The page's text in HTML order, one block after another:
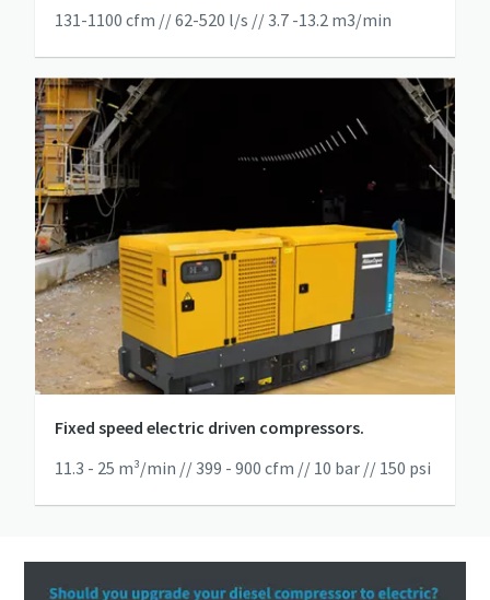
131-1100 cfm // 62-520 l/s // 3.7 -13.2 m3/min
Fixed speed electric driven compressors.
11.3 - 25 m³/min // 399 - 900 cfm // 10 bar // 150 psi